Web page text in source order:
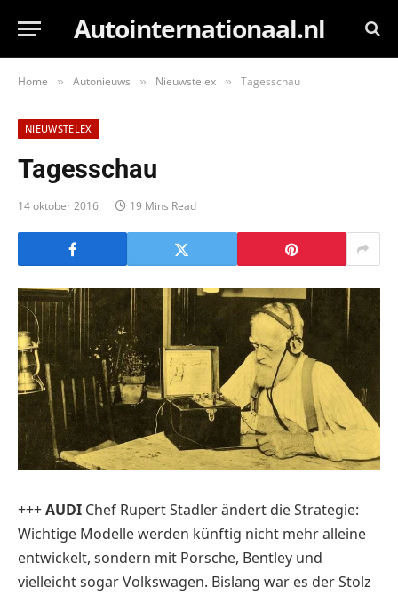
Autointernationaal.nl
Home » Autonieuws » Nieuwstelex » Tagesschau
NIEUWSTELEX
Tagesschau
14 oktober 2016 19 Mins Read
+++AUDI Chef Rupert Stadler ändert die Strategie:
Wichtige Modelle werden künftig nicht mehr alleine
entwickelt, sondern mit Porsche, Bentley und
vielleicht sogar Volkswagen. Bislang war es der Stolz